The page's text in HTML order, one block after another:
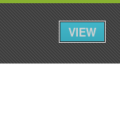
Iniciar Sessão
VIEW